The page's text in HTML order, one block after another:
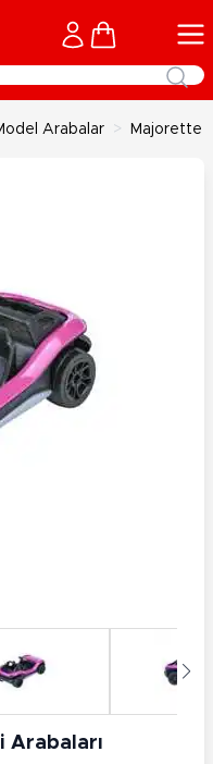
Cart
Arabalar > Majorette
Arabaları